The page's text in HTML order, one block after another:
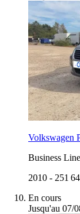
Volkswagen
Business Line
2010 - 251
En cours
Jusqu'au 07/